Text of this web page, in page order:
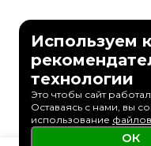
Используем
технологии
Это чтобы сайт
Оставаясь с нами, вы
использование
ОК